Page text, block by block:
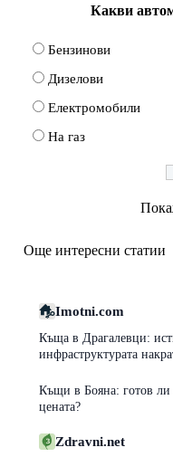
Какви
Бензинови
Дизелови
Електромобили
На газ
Още интересни статии
Imotni.com
Къща в Драгалевци:
инфраструктурата
Къщи в Бояна: готов ли
цената?
Zdravni.net